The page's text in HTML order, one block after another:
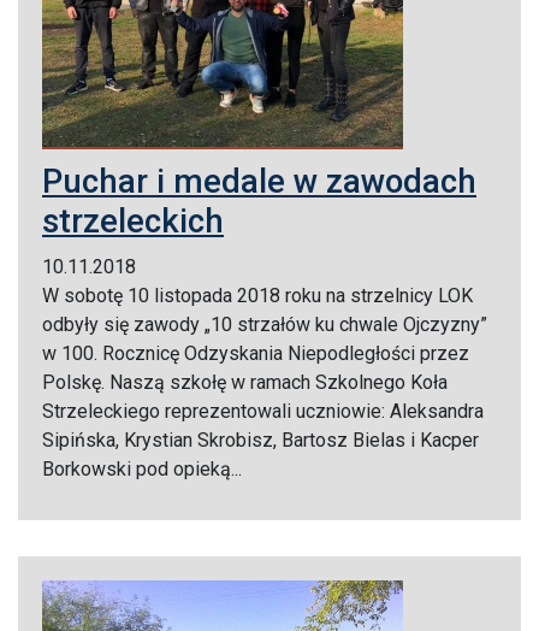
Puchar i medale w zawodach
strzeleckich
10.11.2018
W sobotę 10 listopada 2018 roku na strzelnicy LOK
odbyły się zawody „10 strzałów ku chwale Ojczyzny”
w 100. Rocznicę Odzyskania Niepodległości przez
Polskę. Naszą szkołę w ramach Szkolnego Koła
Strzeleckiego reprezentowali uczniowie: Aleksandra
Sipińska, Krystian Skrobisz, Bartosz Bielas i Kacper
Borkowski pod opieką...